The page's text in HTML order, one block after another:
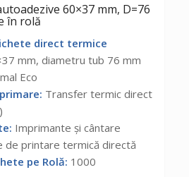
60×37 mm, D=76
în rolă
direct termice
mm, diametru tub 76 mm
Eco
Transfer termic direct
Imprimante și cântare
de printare termică directă
pe Rolă: 1000